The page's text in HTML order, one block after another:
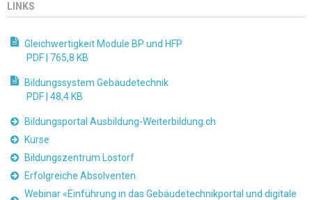
LINKS
Gleichwertigkeit Module BP und HFP
PDF | 765,8 KB
Bildungssystem Gebäudetechnik
PDF | 48,4 KB
Bildungsportal Ausbildung-Weiterbildung.ch
Kurse
Bildungszentrum Lostorf
Erfolgreiche Absolventen
Webinar «Einführung in das Gebäudetechnikportal und digitale